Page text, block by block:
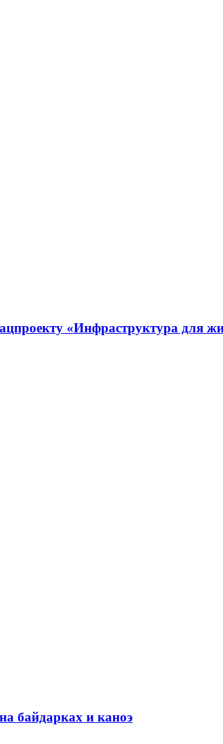
«Инфраструктура для
байдарках и каноэ